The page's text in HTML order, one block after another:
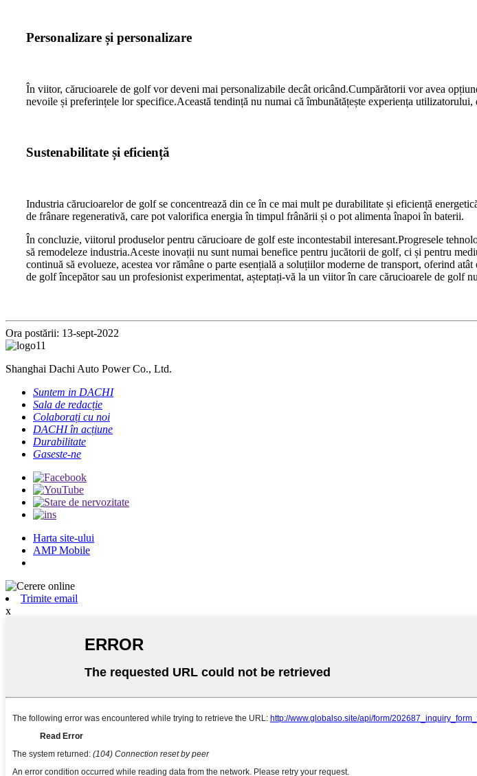
Personalizare și personalizare
În viitor, cărucioarele de golf vor deveni mai personalizabile decât oricând.Cumpărătorii vor avea
nevoile și preferințele lor specifice.Această tendință nu numai că îmbunătățește experiența
Sustenabilitate și eficiență
Industria cărucioarelor de golf se concentrează din ce în ce mai mult pe durabilitate și eficiență
de frânare regenerativă, care pot valorifica energia în timpul frânării și o pot alimenta înapoi în baterii.
În concluzie, viitorul produselor pentru cărucioare de golf este incontestabil interesant.Progresele
să remodeleze industria.Aceste inovații nu sunt numai benefice pentru jucătorii de golf, ci și pentru
continuă să evolueze, acestea vor rămâne o parte esențială a soluțiilor moderne de transport, oferind
de golf începător sau un profesionist experimentat, așteptați-vă la un viitor în care cărucioarele de golf
Ora postării: 13-sept-2022
Shanghai Dachi Auto Power Co., Ltd.
Suntem in DACHI
Sala de redacție
Colaborați cu noi
DACHI în acțiune
Durabilitate
Gaseste-ne
Harta site-ului
AMP Mobile
Trimite email
x